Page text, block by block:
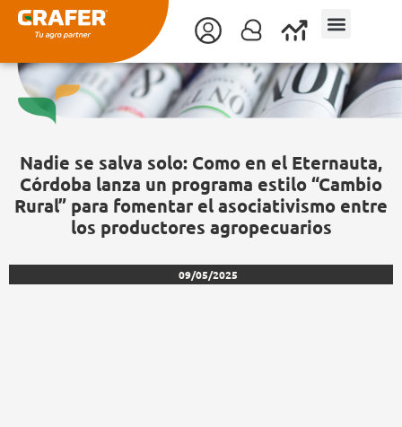
contenido
Nadie se salva solo: Como en el Eternauta,
Córdoba lanza un programa estilo “Cambio
Rural” para fomentar el asociativismo entre
los productores agropecuarios
09/05/2025